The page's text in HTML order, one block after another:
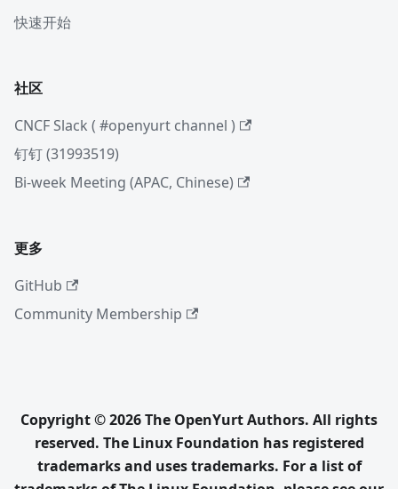
快速开始
社区
CNCF Slack ( #openyurt channel )
钉钉 (31993519)
Bi-week Meeting (APAC, Chinese)
更多
GitHub
Community Membership
Copyright © 2026 The OpenYurt Authors. All rights
reserved. The Linux Foundation has registered
trademarks and uses trademarks. For a list of